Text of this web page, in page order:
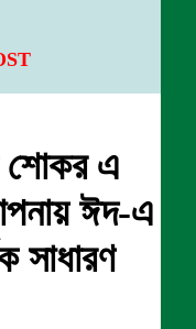
শোকর এ
ঈদ-এ
সাধারণ